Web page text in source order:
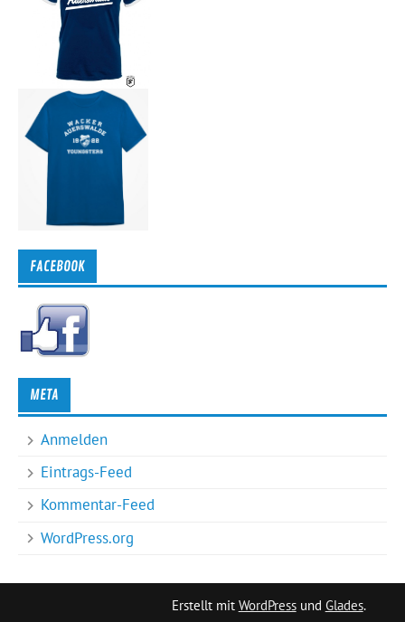
FACEBOOK
META
Anmelden
Eintrags-Feed
Kommentar-Feed
WordPress.org
Erstellt mit WordPressund Glades.